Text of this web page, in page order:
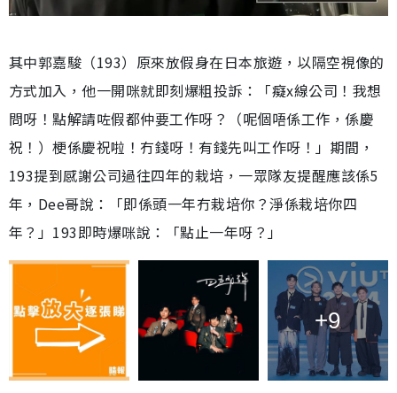
其中郭嘉駿（193）原來放假身在日本旅遊，以隔空視像的
方式加入，他一開咪就即刻爆粗投訴：「癡x線公司！我想
問呀！點解請咗假都仲要工作呀？（呢個唔係工作，係慶
祝！）梗係慶祝啦！冇錢呀！有錢先叫工作呀！」期間，
193提到感謝公司過往四年的栽培，一眾隊友提醒應該係5
年，Dee哥說：「即係頭一年冇栽培你？淨係栽培你四
年？」193即時爆咪說：「點止一年呀？」
+9